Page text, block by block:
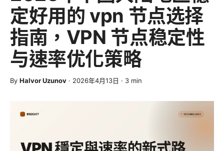
定好用的 vpn 节点选择
指南，VPN 节点稳定性
与速率优化策略
By Halvor Uzunov · 2026年4月13日 · 3 min